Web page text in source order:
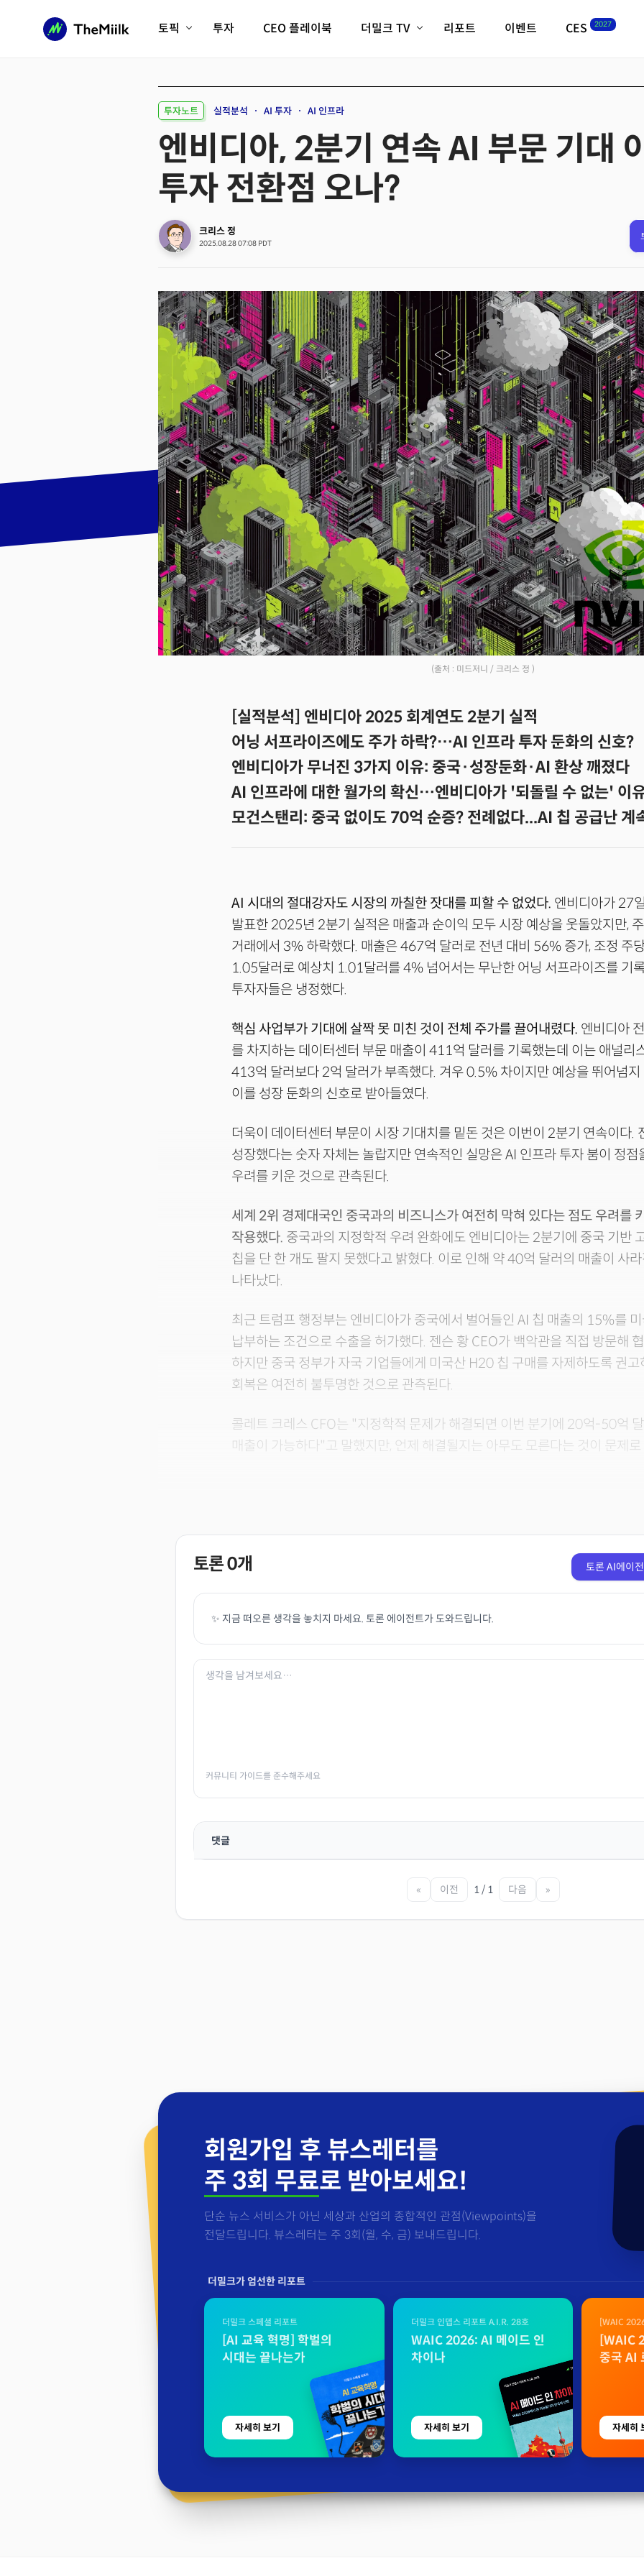
토픽
피지컬AI/로봇
AX비즈니스혁명 미래 교육/직업
전체 기사 보기
투자 CEO 플레이북 더밀크 TV
크리스의 뉴욕 시그널
더밀크 아카데미
더웨이브/트렌드쇼
리포트 이벤트 CES 2027
필드 가이드
CES2027 with
투자노트 실적분석 AI 투자 AI 인프라
엔비디아, 2분기 연속 AI 부문 기대
투자 전환점 오나?
크리스 정
2025.08.28 07:08 PDT
(출처 : 미드저니 / 크리스 정 )
[실적분석] 엔비디아 2025 회계연도 2분기 실적
어닝 서프라이즈에도 주가 하락?…AI 인프라 투자 둔화의 신호?
엔비디아가 무너진 3가지 이유: 중국·성장둔화·AI 환상 깨졌다
AI 인프라에 대한 월가의 확신…엔비디아가 '되돌릴 수 없는' 이
모건스탠리: 중국 없이도 70억 순증? 전례없다...AI 칩 공급난 계
AI 시대의 절대강자도 시장의 까칠한 잣대를 피할 수 없었다. 엔비디아가 27
발표한 2025년 2분기 실적은 매출과 순이익 모두 시장 예상을 웃돌았지만,
거래에서 3% 하락했다. 매출은 467억 달러로 전년 대비 56% 증가, 조정 주
1.05달러로 예상치 1.01달러를 4% 넘어서는 무난한 어닝 서프라이즈를 기
투자자들은 냉정했다.
핵심 사업부가 기대에 살짝 못 미친 것이 전체 주가를 끌어내렸다. 엔비디아
를 차지하는 데이터센터 부문 매출이 411억 달러를 기록했는데 이는 애널리
413억 달러보다 2억 달러가 부족했다. 겨우 0.5% 차이지만 예상을 뛰어넘지
이를 성장 둔화의 신호로 받아들였다.
더욱이 데이터센터 부문이 시장 기대치를 밑돈 것은 이번이 2분기 연속이다.
성장했다는 숫자 자체는 놀랍지만 연속적인 실망은 AI 인프라 투자 붐이 정점
우려를 키운 것으로 관측된다.
세계 2위 경제대국인 중국과의 비즈니스가 여전히 막혀 있다는 점도 우려를
작용했다. 중국과의 지정학적 우려 완화에도 엔비디아는 2분기에 중국 기반
칩을 단 한 개도 팔지 못했다고 밝혔다. 이로 인해 약 40억 달러의 매출이 사
나타났다.
최근 트럼프 행정부는 엔비디아가 중국에서 벌어들인 AI 칩 매출의 15%를
납부하는 조건으로 수출을 허가했다. 젠슨 황 CEO가 백악관을 직접 방문해
하지만 중국 정부가 자국 기업들에게 미국산 H20 칩 구매를 자제하도록 권
회복은 여전히 불투명한 것으로 관측된다.
콜레트 크레스 CFO는 "지정학적 문제가 해결되면 이번 분기에 20억-50억
매출이 가능하다"고 말했지만, 언제 해결될지는 아무도 모른다는 것이 문제
토론0개 토론 AI에이
✨ 지금 떠오른 생각을 놓치지 마세요. 토론 에이전트가 도와드립니다.
커뮤니티 가이드를 준수해주세요
댓글
« 이전 1 / 1 다음 »
회원가입 후 뷰스레터를
주 3회 무료로 받아보세요!
단순 뉴스 서비스가 아닌 세상과 산업의 종합적인 관점(Viewpoints)을
전달드립니다. 뷰스레터는 주 3회(월, 수, 금) 보내드립니다.
더밀크가 엄선한 리포트
더밀크 스페셜 리포트
[AI 교육 혁명] 학벌의
시대는 끝나는가
자세히 보기
더밀크 인뎁스 리포트 A.I.R. 28호
WAIC 2026: AI 메이드 인
차이나
자세히 보기
[WAIC
자료
[WAIC
중국 AI
자세히